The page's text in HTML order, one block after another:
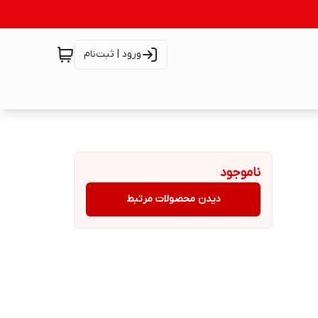
ورود | ثبت‌نام
ناموجود
دیدن محصولات مرتبط